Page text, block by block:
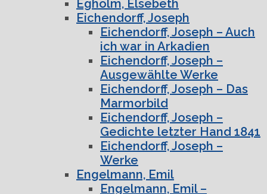
Egholm, Elsebeth
Eichendorff, Joseph
Eichendorff, Joseph – Auch
ich war in Arkadien
Eichendorff, Joseph –
Ausgewählte Werke
Eichendorff, Joseph – Das
Marmorbild
Eichendorff, Joseph –
Gedichte letzter Hand 1841
Eichendorff, Joseph –
Werke
Engelmann, Emil
Engelmann, Emil –